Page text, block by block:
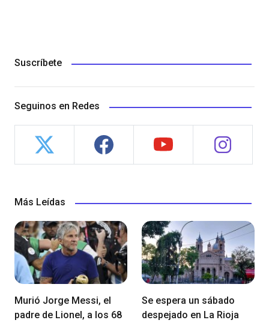
Suscríbete
Seguinos en Redes
Más Leídas
Murió Jorge Messi, el
padre de Lionel, a los 68
Se espera un sábado
despejado en La Rioja